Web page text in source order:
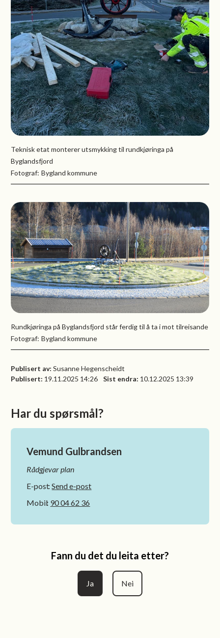
Teknisk etat monterer utsmykking til rundkjøringa på
Byglandsfjord
Bygland kommune
Rundkjøringa på Byglandsfjord står ferdig til å ta i mot tilreisande
Bygland kommune
Publisert av Susanne Hegenscheidt
Publisert 19.11.2025 14:26 Sist endra 10.12.2025 13:39
Har du spørsmål?
Vemund Gulbrandsen
Rådgjevar plan
E-post Send e-post
Mobil 90 04 62 36
Fann du det du leita etter?
Ja Nei